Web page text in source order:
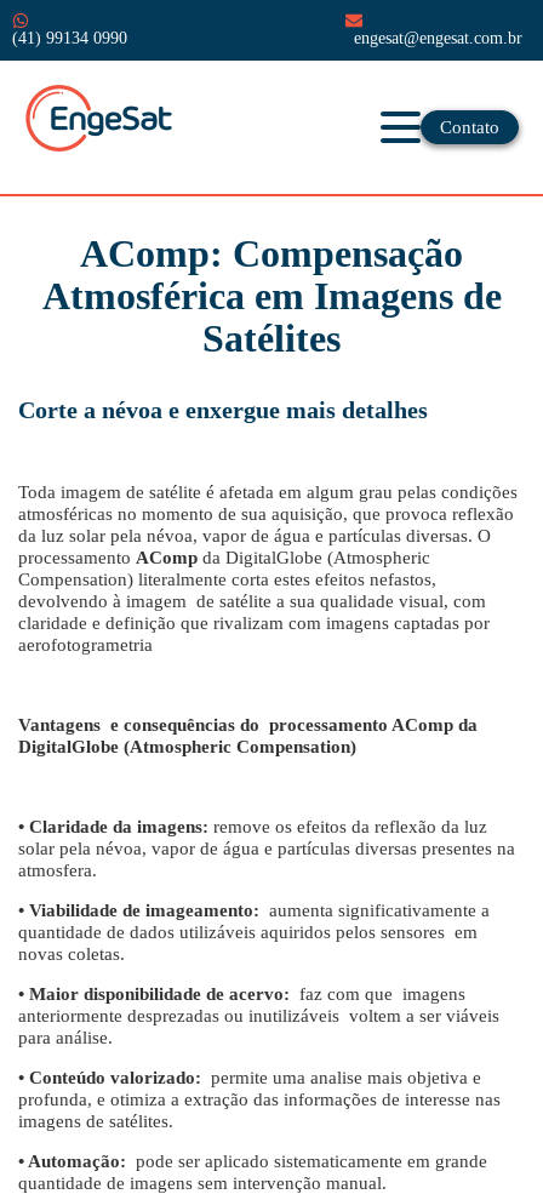
(41) 99134 0990 engesat@engesat.com.br
Contato
AComp: Compensação
Atmosférica em Imagens de
Satélites
Corte a névoa e enxergue mais detalhes
Toda imagem de satélite é afetada em algum grau pelas condições
atmosféricas no momento de sua aquisição, que provoca reflexão
da luz solar pela névoa, vapor de água e partículas diversas. O
processamento AComp da DigitalGlobe (Atmospheric
Compensation) literalmente corta estes efeitos nefastos,
devolvendo à imagem de satélite a sua qualidade visual, com
claridade e definição que rivalizam com imagens captadas por
aerofotogrametria
Vantagens e consequências do processamento AComp da
DigitalGlobe (Atmospheric Compensation)
• Claridade da imagens: remove os efeitos da reflexão da luz
solar pela névoa, vapor de água e partículas diversas presentes na
atmosfera.
• Viabilidade de imageamento: aumenta significativamente a
quantidade de dados utilizáveis aquiridos pelos sensores em
novas coletas.
• Maior disponibilidade de acervo: faz com que imagens
anteriormente desprezadas ou inutilizáveis voltem a ser viáveis
para análise.
• Conteúdo valorizado: permite uma analise mais objetiva e
profunda, e otimiza a extração das informações de interesse nas
imagens de satélites.
• Automação: pode ser aplicado sistematicamente em grande
quantidade de imagens sem intervenção manual.